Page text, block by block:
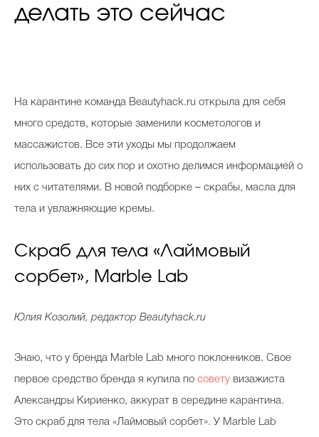
делать это сейчас
На карантине команда Beautyhack.ru открыла для себя
много средств, которые заменили косметологов и
массажистов. Все эти уходы мы продолжаем
использовать до сих пор и охотно делимся информацией о
них с читателями. В новой подборке – скрабы, масла для
тела и увлажняющие кремы.
Скраб для тела «Лаймовый
сорбет», Marble Lab
Юлия Козолий, редактор Beautyhack.ru
Знаю, что у бренда Marble Lab много поклонников. Свое
первое средство бренда я купила по совету визажиста
Александры Кириенко, аккурат в середине карантина.
Это скраб для тела «Лаймовый сорбет». У Marble Lab